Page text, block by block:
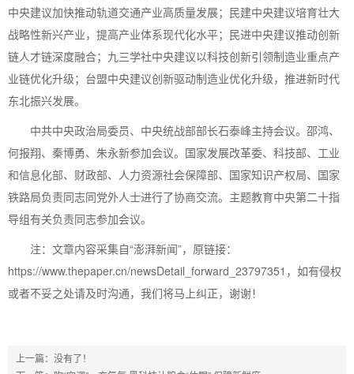
中央建议加快推动轨道交通产业高质量发展；民建中央建议培育壮大
战略性新兴产业，提高产业体系现代化水平；民进中央建议推动创新
链人才链深度融合；九三学社中央建议以科技创新引领制造业重点产
业链优化升级；台盟中央建议创新驱动制造业优化升级，推进新时代
东北振兴发展。
中共中央政治局委员、中央统战部部长石泰峰主持会议。邵鸿、
何报翔、秦博勇、朱永新参加会议。国家发展改革委、科技部、工业
和信息化部、财政部、人力资源社会保障部、国家知识产权局、国家
铁路局负责同志同党外人士进行了协商交流。主题教育中央第二十指
导组有关负责同志参加会议。
注：文章内容采集自“澎湃新闻”，原链接：
https://www.thepaper.cn/newsDetail_forward_23797351，如有侵权
或者不妥之处请及时沟通，我们将马上纠正，谢谢！
上一篇：没有了！